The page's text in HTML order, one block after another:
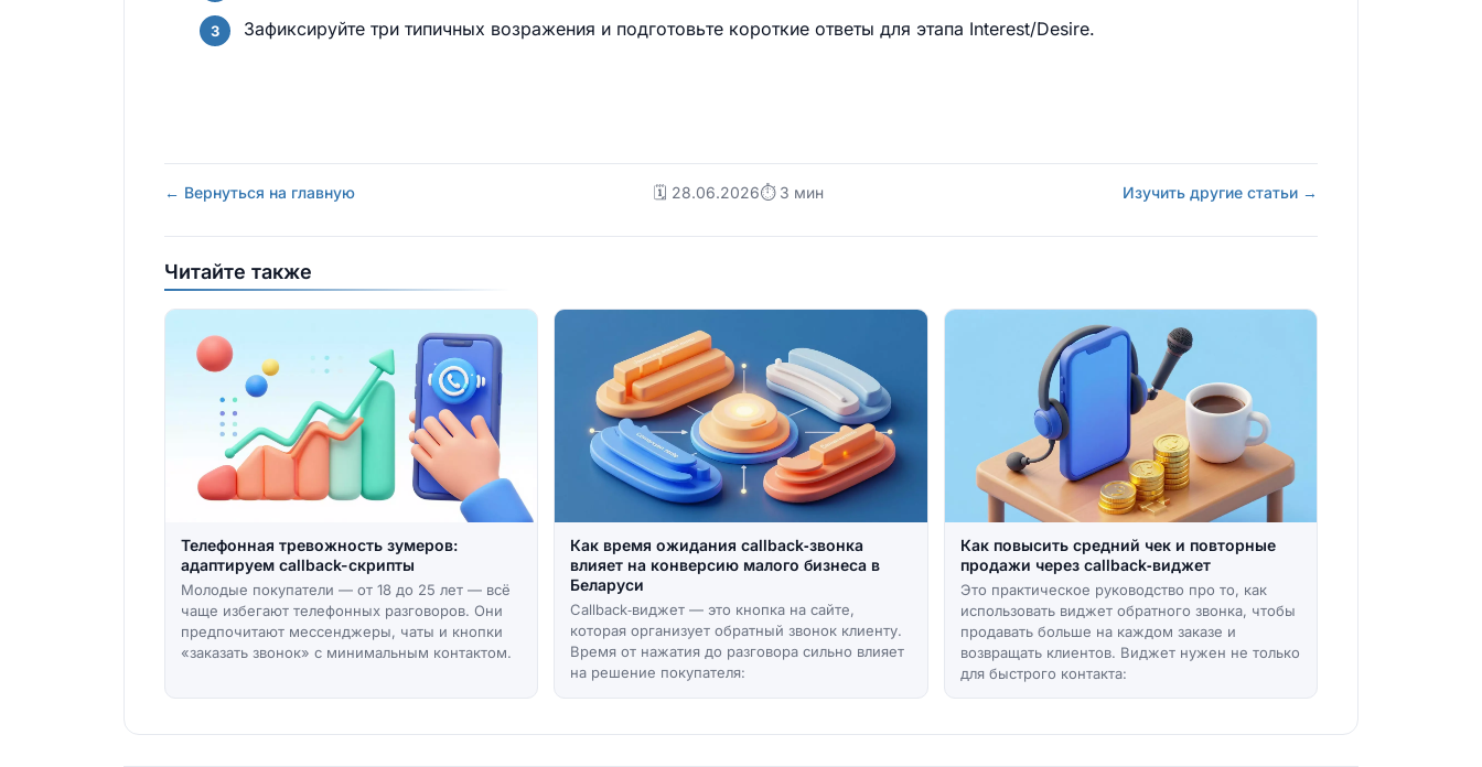
Зафиксируйте три типичных возражения и подготовьте короткие ответы для этапа Interest/Desire.
← Вернуться на главную 🗓️ 28.06.2026⏱ 3 мин Изучить другие статьи →
Читайте также
Телефонная тревожность зумеров:
адаптируем callback-скрипты
Молодые покупатели — от 18 до 25 лет — всё
чаще избегают телефонных разговоров. Они
предпочитают мессенджеры, чаты и кнопки
«заказать звонок» с минимальным контактом.
Как время ожидания callback‑звонка
влияет на конверсию малого бизнеса в
Беларуси
Callback‑виджет — это кнопка на сайте,
которая организует обратный звонок клиенту.
Время от нажатия до разговора сильно влияет
на решение покупателя:
Как повысить средний чек и повторные
продажи через callback‑виджет
Это практическое руководство про то, как
использовать виджет обратного звонка, чтобы
продавать больше на каждом заказе и
возвращать клиентов. Виджет нужен не только
для быстрого контакта: